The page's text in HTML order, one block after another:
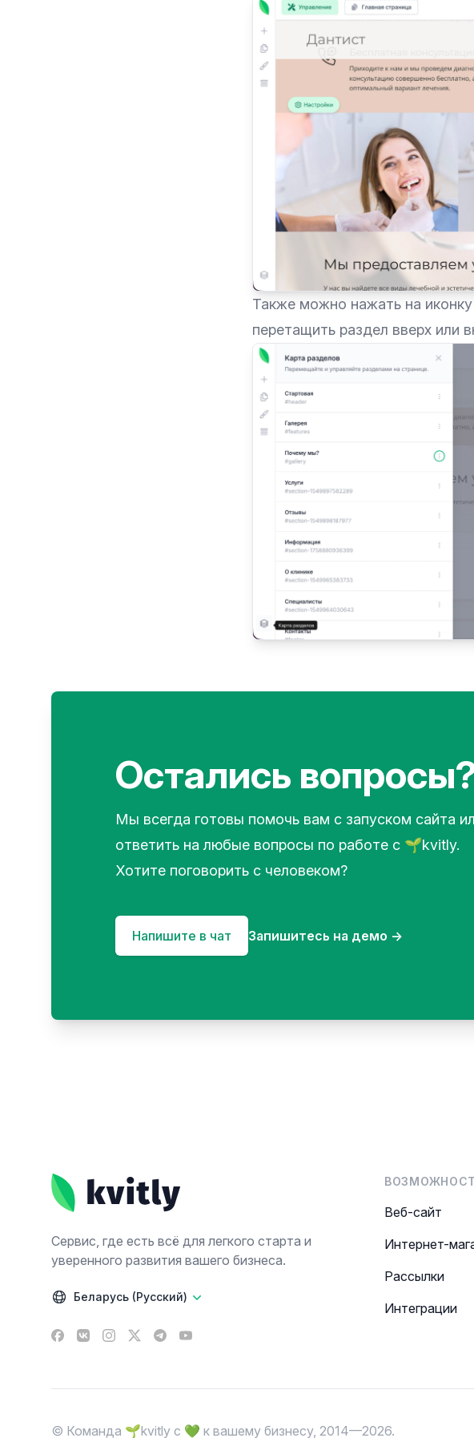
Также можно нажать на
перетащить раздел вверх или
Остались
Мы всегда готовы помочь вам с запуском сайта
ответить на любые вопросы по работе с 🌱kvitly.
Хотите поговорить с человеком?
Напишите в чат Запишитесь на демо →
Сервис, где есть всё для легкого старта и
уверенного развития вашего бизнеса.
Беларусь (Русский)
Facebook
VK Instagram
X TelegramYouTube
Веб-сайт
Интернет-
Рассылки
Интеграции
© Команда 🌱kvitly с 💚 к вашему бизнесу, 2014—2026.